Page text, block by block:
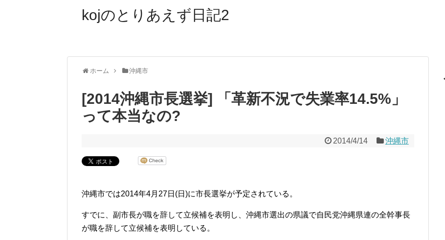
kojのとりあえず日記2
ホーム 沖縄市
[2014沖縄市長選挙] 「革新不況で失業率14.5%」
って本当なの?
2014/4/14 沖縄市
沖縄市では2014年4月27日(日)に市長選挙が予定されている。
すでに、副市長が職を辞して立候補を表明し、沖縄市選出の県議で自民党沖縄県連の全幹事長
が職を辞して立候補を表明している。